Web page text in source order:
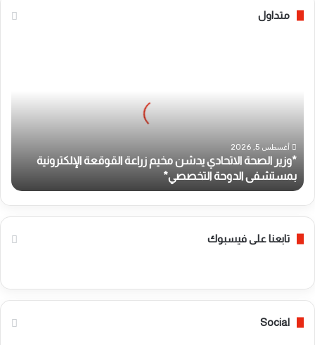
متداول
ص
ل
ت
أغسطس 5, 2026
*وزير الصحة الاتحادي يدشن مخيم زراعة القوقعة الإلكترونية
بمستشفى الدوحة التخصصي*
تابعنا على فيسبوك
Social